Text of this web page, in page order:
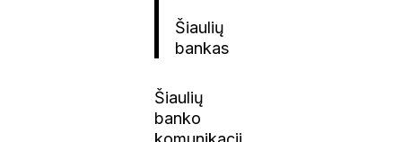
Šiaulių
bankas
Šiaulių
banko